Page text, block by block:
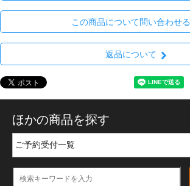
この商品について問い合わせる
返品について
ほかの商品を探す